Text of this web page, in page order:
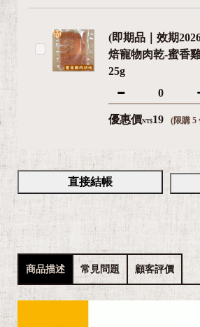
(即期品｜效期
焙寵物肉乾-蜜香
25g
優惠價NT$19 (限購 5
直接結帳
商品描述 常見問題 顧客評價